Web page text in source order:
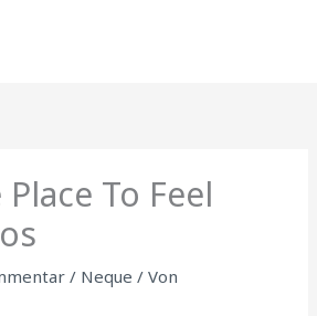
To Feel
/ Neque / Von